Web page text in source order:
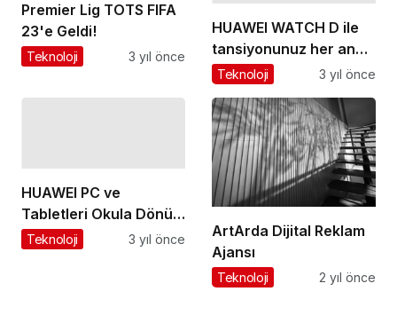
Premier Lig TOTS FIFA
23'e Geldi!
Teknoloji 3 yıl önce
HUAWEI WATCH D ile
tansiyonunuz her an
kontrol altında
Teknoloji 3 yıl önce
HUAWEI PC ve
Tabletleri Okula Dönüş
Sezonunda Öğrenciler
Teknoloji 3 yıl önce
ArtArda Dijital Reklam
Ajansı
Teknoloji 2 yıl önce